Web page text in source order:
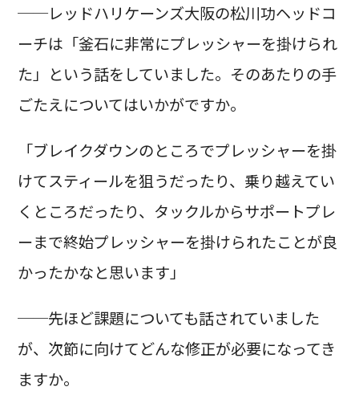
──レッドハリケーンズ大阪の松川功ヘッドコ
ーチは「釜石に非常にプレッシャーを掛けられ
た」という話をしていました。そのあたりの手
ごたえについてはいかがですか。
「ブレイクダウンのところでプレッシャーを掛
けてスティールを狙うだったり、乗り越えてい
くところだったり、タックルからサポートプレ
ーまで終始プレッシャーを掛けられたことが良
かったかなと思います」
──先ほど課題についても話されていました
が、次節に向けてどんな修正が必要になってき
ますか。